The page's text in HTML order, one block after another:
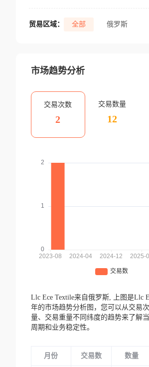
贸易区域： 全部 俄罗斯
市场趋势分析
交易次数
2
交易数量
12
Llc Ece Textile来自俄罗斯,
上图是Llc
年的市场趋势分析图，您可以从交易
量、交易重量不同纬度的趋势来了解
周期和业务稳定性。
月份 交易数 数量